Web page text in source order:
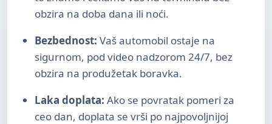
obzira na doba dana ili noći.
Bezbednost: Vaš automobil ostaje na
sigurnom, pod video nadzorom 24/7, bez
obzira na produžetak boravka.
Laka doplata: Ako se povratak pomeri za
ceo dan, doplata se vrši po najpovoljnijoj